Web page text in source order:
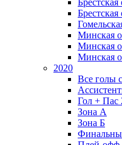
Минская
Минская
Минская
2020
Все голы
Гол + Пас
Зона А
Зона Б